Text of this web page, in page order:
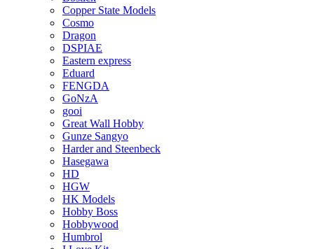
Copper State Models
Cosmo
Dragon
DSPIAE
Eastern express
Eduard
FENGDA
GoNzA
gooi
Great Wall Hobby
Gunze Sangyo
Harder and Steenbeck
Hasegawa
HD
HGW
HK Models
Hobby Boss
Hobbywood
Humbrol